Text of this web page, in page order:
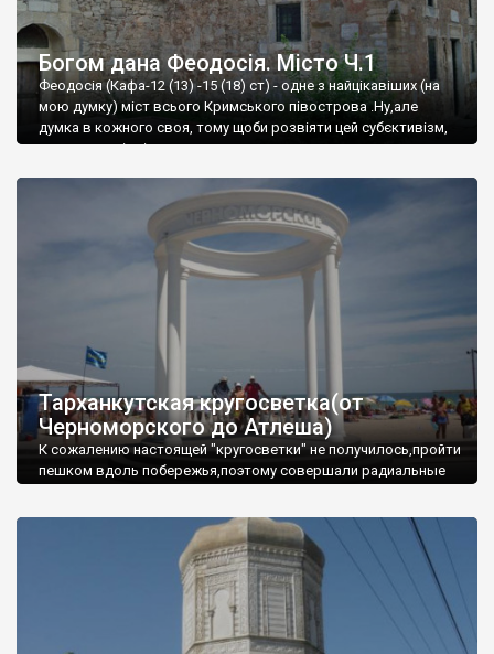
Богом дана Феодосія. Місто Ч.1
Феодосія (Кафа-12 (13) -15 (18) ст) - одне з найцікавіших (на
мою думку) міст всього Кримського півострова .Ну,але
думка в кожного своя, тому щоби розвіяти цей субєктивізм,
запрошую відвідати це
Тарханкутская кругосветка(от
Черноморского до Атлеша)
К сожалению настоящей "кругосветки" не получилось,пройти
пешком вдоль побережья,поэтому совершали радиальные